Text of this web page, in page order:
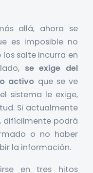
allá, ahora se
es imposible no
salte incurra en
se exige del
activo que se ve
sistema le exige,
Si actualmente
difícilmente podrá
o no haber
la información.
en tres hitos